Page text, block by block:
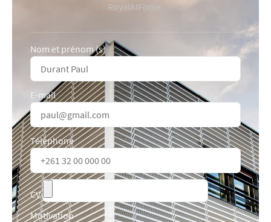
RoyalAIForce.
Nom et prénom (s)
E-mail
Téléphone
CV
Motivation